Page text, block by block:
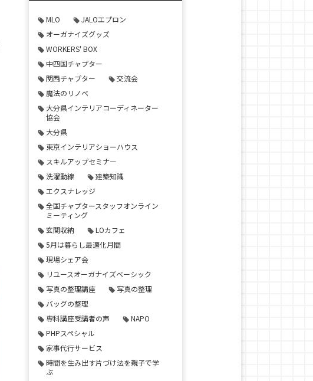
MLO
JALOエプロン
オーガナイズグッズ
WORKERS' BOX
中四国チャプター
関西チャプター
交流会
魔法のリノベ
大分県インテリアコーディネーター
協会
大分県
東京インテリアショーハウス
スキルアップセミナー
洗濯動線
建築知識
エクスナレッジ
全国チャプタースタッフオンライン
ミーティング
玄関収納
LOカフェ
5月は暮らし最適化月間
現場シェア会
リユースオーガナイズベーシック
写真の整理講座
写真の整理
バッグの整理
専科講座受講者の声
NAPO
PHPスペシャル
家事代行サービス
時間を生み出す片づけ法を親子で学
ぶ